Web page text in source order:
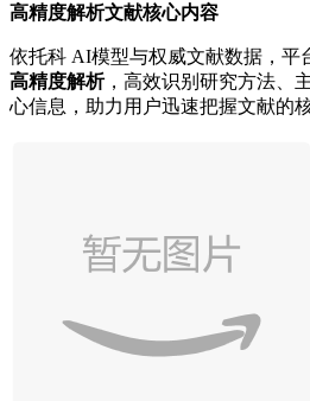
高精度解析文献核心内容
依托科 AI模型与权威文献数据，平
高精度解析，高效识别研究方法、
心信息，助力用户迅速把握文献的